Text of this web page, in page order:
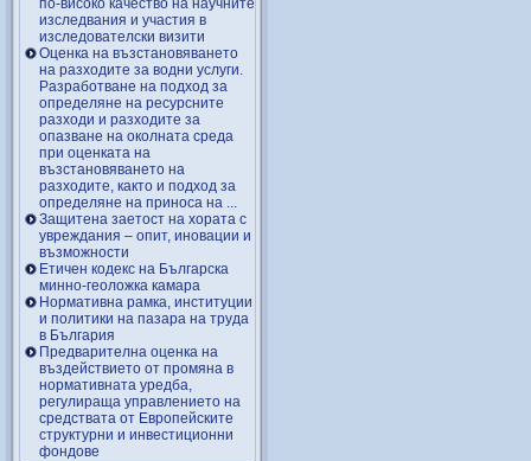
изследвания и участия в
изследователски визити
Оценка на възстановяването
на разходите за водни услуги.
Разработване на подход за
определяне на ресурсните
разходи и разходите за
опазване на околната среда
при оценката на
възстановяването на
разходите, както и подход за
определяне на приноса на ...
Защитена заетост на хората с
увреждания – опит, иновации и
възможности
Етичен кодекс на Българска
минно-геоложка камара
Нормативна рамка, институции
и политики на пазара на труда
в България
Предварителна оценка на
въздействието от промяна в
нормативната уредба,
регулираща управлението на
средствата от Европейските
структурни и инвестиционни
фондове